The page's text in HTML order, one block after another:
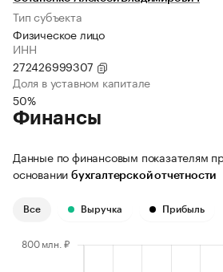
Тип субъекта
Физическое лицо
ИНН
272426999307
Доля в уставном капитале
50%
Финансы
Данные по финансовым показателям
основании бухгалтерской отчетности
Все Выручка Прибыль